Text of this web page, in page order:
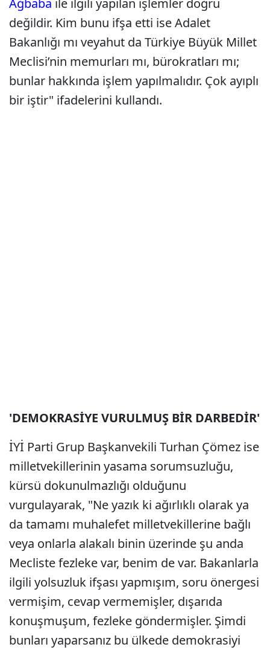
Ağbaba ile ilgili yapılan işlemler doğru
değildir. Kim bunu ifşa etti ise Adalet
Bakanlığı mı veyahut da Türkiye Büyük Millet
Meclisi’nin memurları mı, bürokratları mı;
bunlar hakkında işlem yapılmalıdır. Çok ayıplı
bir iştir" ifadelerini kullandı.
'DEMOKRASİYE VURULMUŞ BİR DARBEDİR'
İYİ Parti Grup Başkanvekili Turhan Çömez ise
milletvekillerinin yasama sorumsuzluğu,
kürsü dokunulmazlığı olduğunu
vurgulayarak, "Ne yazık ki ağırlıklı olarak ya
da tamamı muhalefet milletvekillerine bağlı
veya onlarla alakalı binin üzerinde şu anda
Mecliste fezleke var, benim de var. Bakanlarla
ilgili yolsuzluk ifşası yapmışım, soru önergesi
vermişim, cevap vermemişler, dışarıda
konuşmuşum, fezleke göndermişler. Şimdi
bunları yaparsanız bu ülkede demokrasiyi